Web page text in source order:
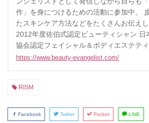
作」を身につけるための活動に参加中。
たスキンケア方法などをたくさんお伝えし
2012年度佐伯式認定ビューティシャン 日
協会認定フェイシャル＆ボディエステティ
https://www.beauty-evangelist.com/
RISM
Facebook Twitter Pocket LINE